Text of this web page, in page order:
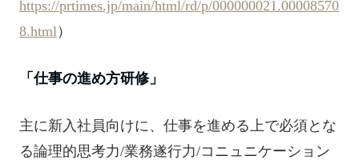
https://prtimes.jp/main/html/rd/p/000000021.00008570
8.html ）
「仕事の進め方研修」
主に新入社員向けに、仕事を進める上で必須とな
る論理的思考力/業務遂行力/コニュニケーション